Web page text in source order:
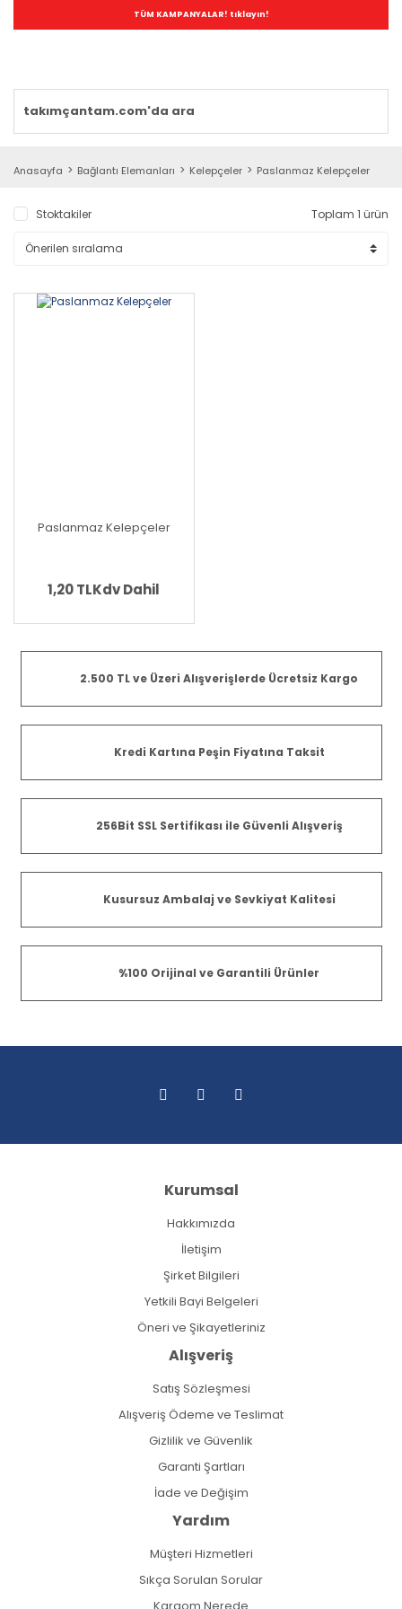
TÜM KAMPANYALAR! tıklayın!
Anasayfa Bağlantı Elemanları Kelepçeler Paslanmaz Kelepçeler
Stoktakiler Toplam 1 ürün
Paslanmaz Kelepçeler
1,20 TLKdv Dahil
2.500 TL ve Üzeri Alışverişlerde Ücretsiz Kargo
Kredi Kartına Peşin Fiyatına Taksit
256Bit SSL Sertifikası ile Güvenli Alışveriş
Kusursuz Ambalaj ve Sevkiyat Kalitesi
%100 Orijinal ve Garantili Ürünler
Kurumsal
Hakkımızda
İletişim
Şirket Bilgileri
Yetkili Bayi Belgeleri
Öneri ve Şikayetleriniz
Alışveriş
Satış Sözleşmesi
Alışveriş Ödeme ve Teslimat
Gizlilik ve Güvenlik
Garanti Şartları
İade ve Değişim
Yardım
Müşteri Hizmetleri
Sıkça Sorulan Sorular